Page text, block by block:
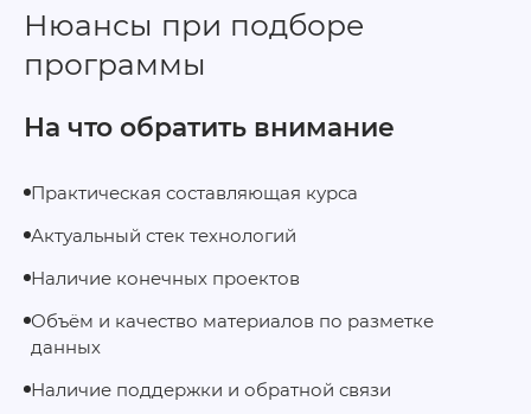
Нюансы при подборе
программы
На что обратить внимание
Практическая составляющая курса
Актуальный стек технологий
Наличие конечных проектов
Объём и качество материалов по разметке
данных
Наличие поддержки и обратной связи